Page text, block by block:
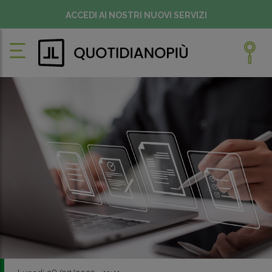
ACCEDI AI NOSTRI NUOVI SERVIZI